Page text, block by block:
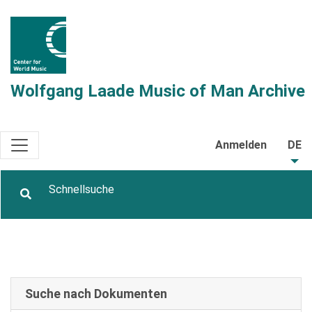
Wolfgang Laade Music of Man Archive
Anmelden DE
Suche nach Dokumenten